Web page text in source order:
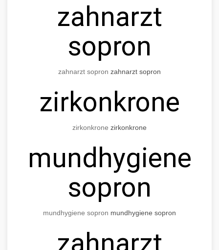
zahnarzt
sopron
zahnarzt sopron zahnarzt sopron
zirkonkrone
zirkonkrone zirkonkrone
mundhygiene
sopron
mundhygiene sopron mundhygiene sopron
zahnarzt